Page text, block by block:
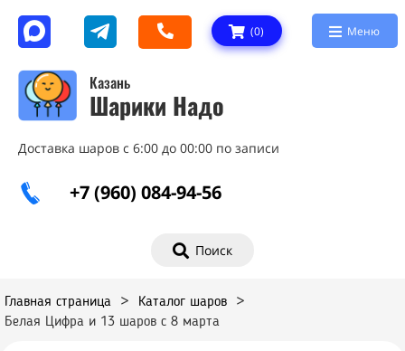
(0) Меню
Казань
Шарики Надо
Доставка шаров с 6:00 до 00:00 по записи
+7 (960) 084-94-56
Поиск
Главная страница > Каталог шаров
>
Белая Цифра и 13 шаров с 8 марта